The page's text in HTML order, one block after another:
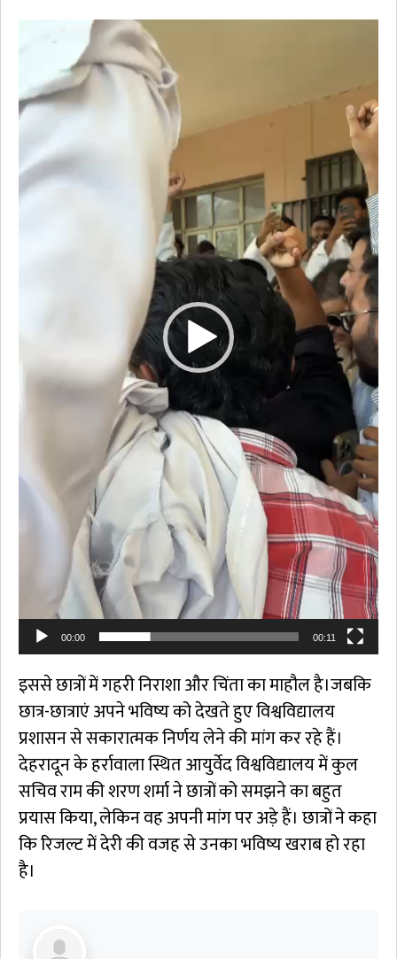
00:00 00:11
इससे छात्रों में गहरी निराशा और चिंता का माहौल है।जबकि
छात्र-छात्राएं अपने भविष्य को देखते हुए विश्वविद्यालय
प्रशासन से सकारात्मक निर्णय लेने की मांग कर रहे हैं।
देहरादून के हर्रावाला स्थित आयुर्वेद विश्वविद्यालय में कुल
सचिव राम की शरण शर्मा ने छात्रों को समझने का बहुत
प्रयास किया, लेकिन वह अपनी मांग पर अड़े हैं। छात्रों ने कहा
कि रिजल्ट में देरी की वजह से उनका भविष्य खराब हो रहा
है।